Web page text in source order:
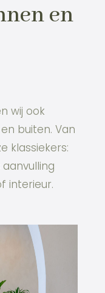
en
wij ook
buiten. Van
klassiekers:
interieur.